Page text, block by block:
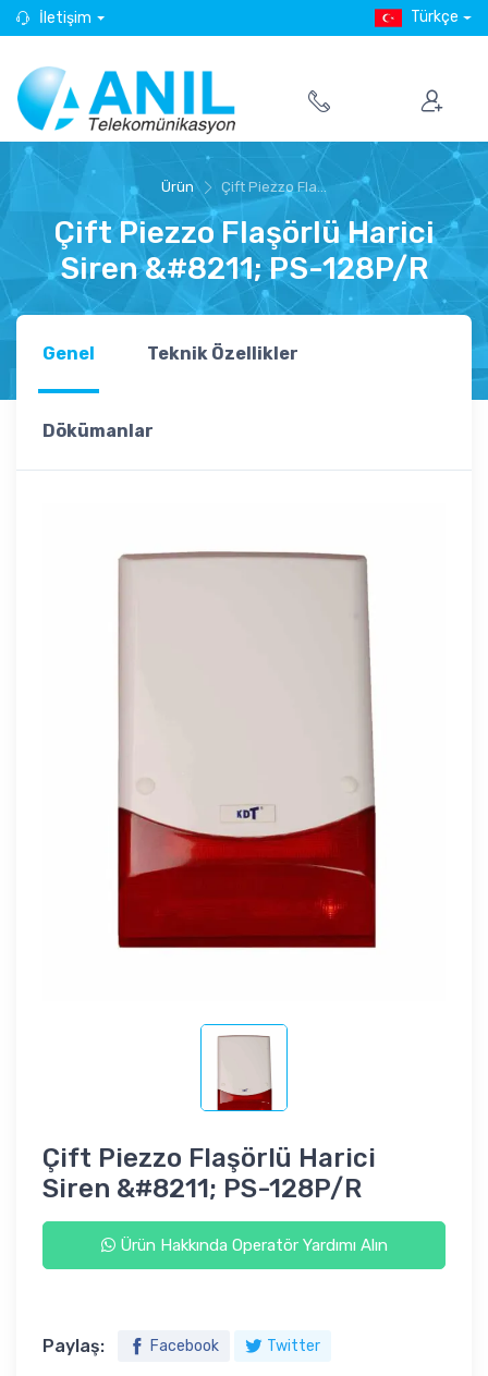
İletişim Türkçe
Ürün Çift Piezzo Fla...
Çift Piezzo Flaşörlü Harici
Siren &#8211; PS-128P/R
Genel Teknik Özellikler
Dökümanlar
Çift Piezzo Flaşörlü Harici
Siren &#8211; PS-128P/R
Ürün Hakkında Operatör Yardımı Alın
Paylaş: Facebook Twitter